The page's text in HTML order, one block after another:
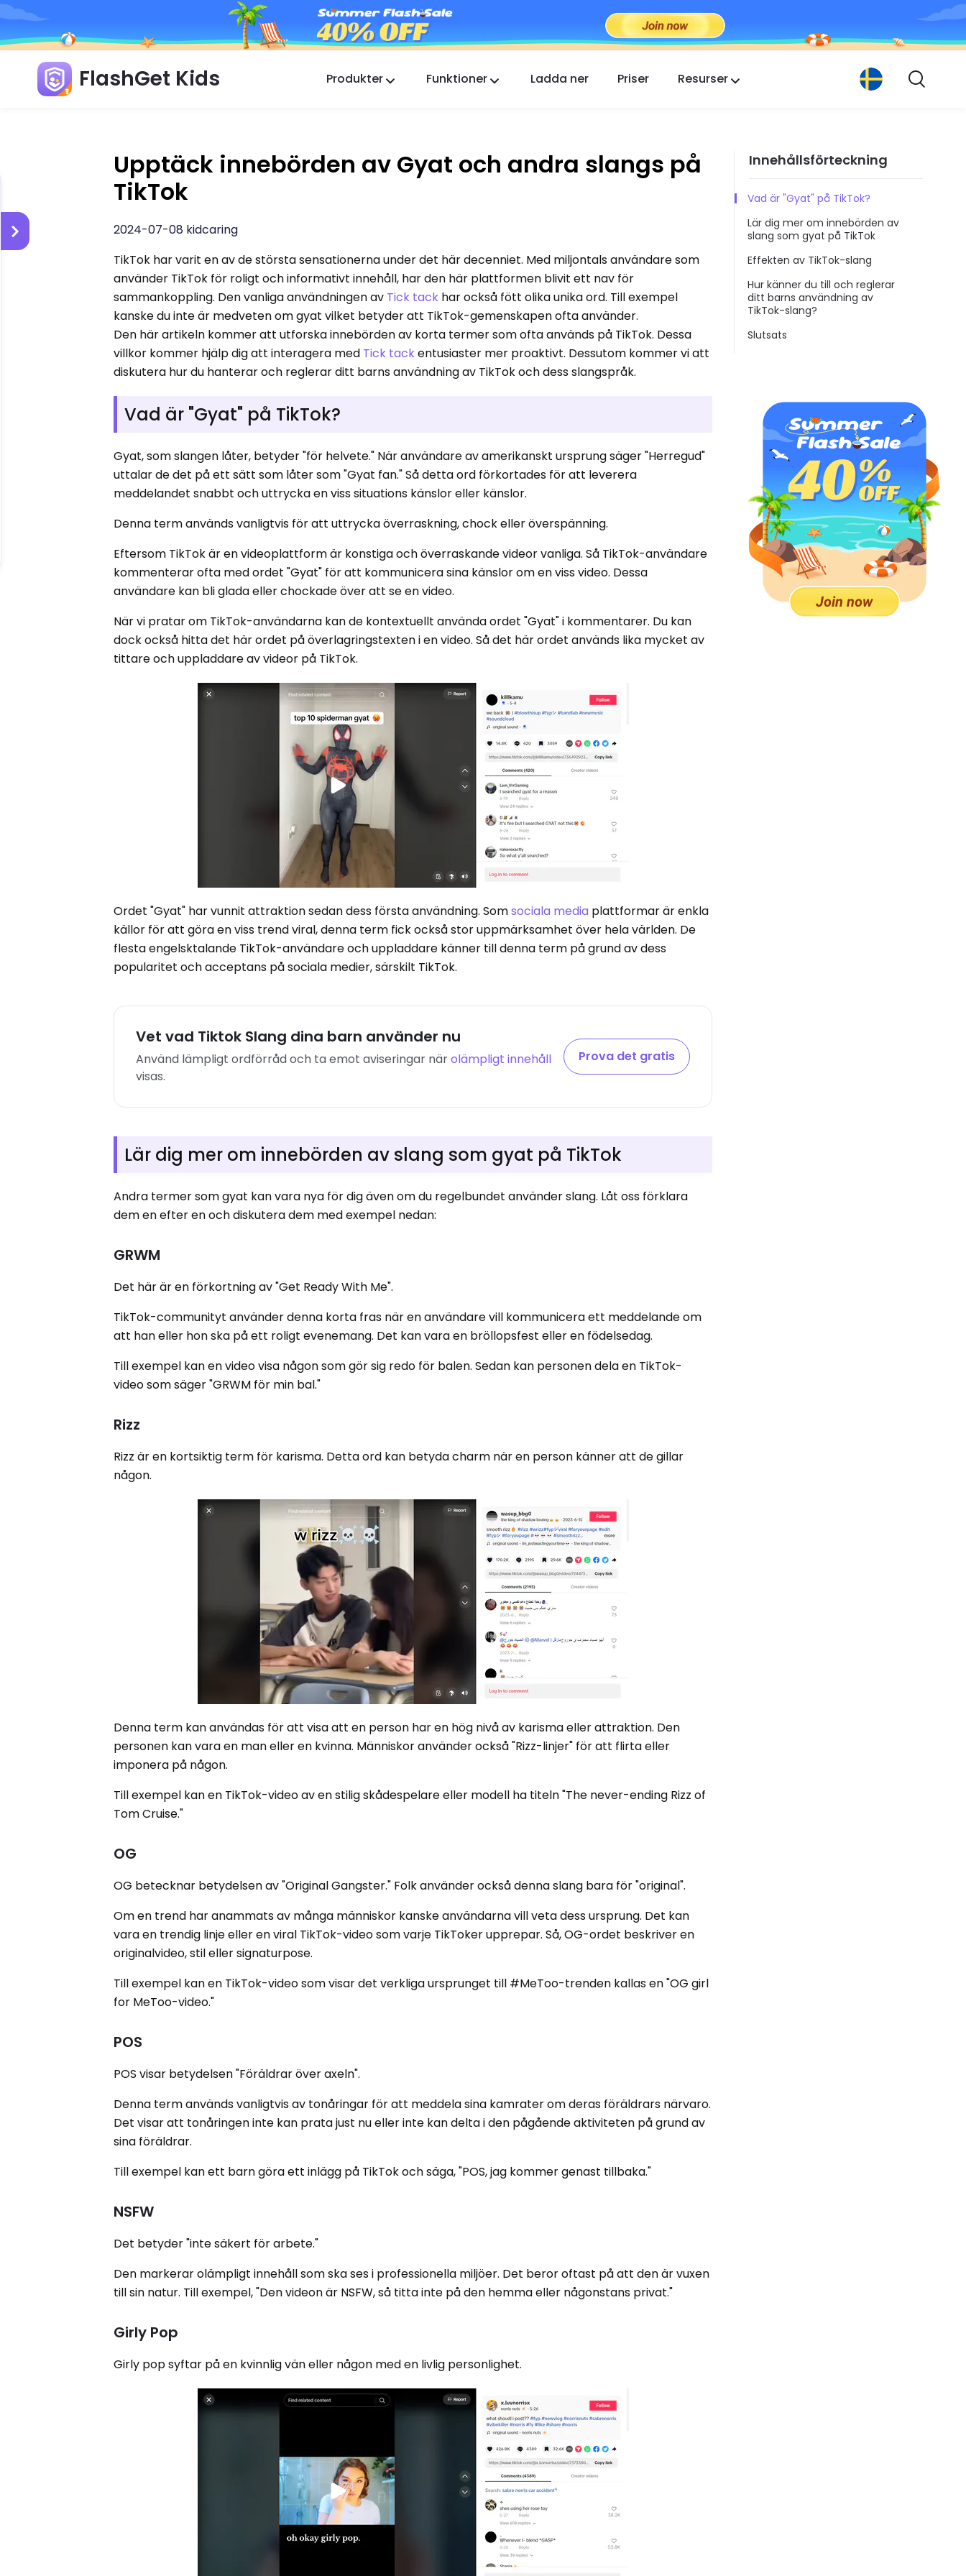
FlashGet Kids Produkter
FlashGet Finder
Funktioner Ladda ner Priser Resurser
Upptäck innebörden av Gyat och andra slangs på
TikTok
2024-07-08 kidcaring
TikTok har varit en av de största sensationerna under det här decenniet. Med miljontals användare som
använder TikTok för roligt och informativt innehåll, har den här plattformen blivit ett nav för
sammankoppling. Den vanliga användningen av Tick ​​tack har också fött olika unika ord. Till exempel
kanske du inte är medveten om gyat vilket betyder att TikTok-gemenskapen ofta använder.
Den här artikeln kommer att utforska innebörden av korta termer som ofta används på TikTok. Dessa
villkor kommer hjälp dig att interagera med Tick ​​tackentusiaster mer proaktivt. Dessutom kommer vi att
diskutera hur du hanterar och reglerar ditt barns användning av TikTok och dess slangspråk.
Vad är "Gyat" på TikTok?
Gyat, som slangen låter, betyder "för helvete." När användare av amerikanskt ursprung säger "Herregud"
uttalar de det på ett sätt som låter som "Gyat fan." Så detta ord förkortades för att leverera
meddelandet snabbt och uttrycka en viss situations känslor eller känslor.
Denna term används vanligtvis för att uttrycka överraskning, chock eller överspänning.
Eftersom TikTok är en videoplattform är konstiga och överraskande videor vanliga. Så TikTok-användare
kommenterar ofta med ordet "Gyat" för att kommunicera sina känslor om en viss video. Dessa
användare kan bli glada eller chockade över att se en video.
När vi pratar om TikTok-användarna kan de kontextuellt använda ordet "Gyat" i kommentarer. Du kan
dock också hitta det här ordet på överlagringstexten i en video. Så det här ordet används lika mycket av
tittare och uppladdare av videor på TikTok.
Ordet "Gyat" har vunnit attraktion sedan dess första användning. Somsociala media plattformar är enkla
källor för att göra en viss trend viral, denna term fick också stor uppmärksamhet över hela världen. De
flesta engelsktalande TikTok-användare och uppladdare känner till denna term på grund av dess
popularitet och acceptans på sociala medier, särskilt TikTok.
Vet vad Tiktok Slang dina barn använder nu
Använd lämpligt ordförråd och ta emot aviseringar närolämpligt innehåll
visas.
Prova det gratis
Lär dig mer om innebörden av slang som gyat på TikTok
Andra termer som gyat kan vara nya för dig även om du regelbundet använder slang. Låt oss förklara
dem en efter en och diskutera dem med exempel nedan:
GRWM
Det här är en förkortning av "Get Ready With Me".
TikTok-communityt använder denna korta fras när en användare vill kommunicera ett meddelande om
att han eller hon ska på ett roligt evenemang. Det kan vara en bröllopsfest eller en födelsedag.
Till exempel kan en video visa någon som gör sig redo för balen. Sedan kan personen dela en TikTok-
video som säger "GRWM för min bal."
Rizz
Rizz är en kortsiktig term för karisma. Detta ord kan betyda charm när en person känner att de gillar
någon.
Denna term kan användas för att visa att en person har en hög nivå av karisma eller attraktion. Den
personen kan vara en man eller en kvinna. Människor använder också "Rizz-linjer" för att flirta eller
imponera på någon.
Till exempel kan en TikTok-video av en stilig skådespelare eller modell ha titeln "The never-ending Rizz of
Tom Cruise."
OG
OG betecknar betydelsen av "Original Gangster." Folk använder också denna slang bara för "original".
Om en trend har anammats av många människor kanske användarna vill veta dess ursprung. Det kan
vara en trendig linje eller en viral TikTok-video som varje TikToker upprepar. Så, OG-ordet beskriver en
originalvideo, stil eller signaturpose.
Till exempel kan en TikTok-video som visar det verkliga ursprunget till #MeToo-trenden kallas en "OG girl
for MeToo-video."
POS
POS visar betydelsen "Föräldrar över axeln".
Denna term används vanligtvis av tonåringar för att meddela sina kamrater om deras föräldrars närvaro.
Det visar att tonåringen inte kan prata just nu eller inte kan delta i den pågående aktiviteten på grund av
sina föräldrar.
Till exempel kan ett barn göra ett inlägg på TikTok och säga, "POS, jag kommer genast tillbaka."
NSFW
Det betyder "inte säkert för arbete."
Den markerar olämpligt innehåll som ska ses i professionella miljöer. Det beror oftast på att den är vuxen
till sin natur. Till exempel, "Den videon är NSFW, så titta inte på den hemma eller någonstans privat."
Girly Pop
Girly pop syftar på en kvinnlig vän eller någon med en livlig personlighet.
Innehållsförteckning
Vad är "Gyat" på TikTok?
Lär dig mer om innebörden av
slang som gyat på TikTok
Effekten av TikTok-slang
Hur känner du till och reglerar
ditt barns användning av
TikTok-slang?
Slutsats